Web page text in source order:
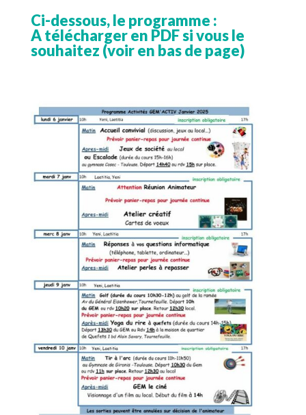
Ci-dessous, le programme :
A télécharger en PDF si vous le
souhaitez (voir en bas de page)